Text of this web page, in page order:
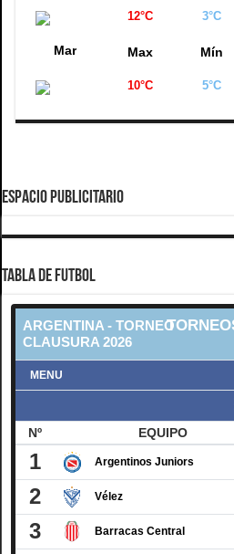
12°C 3°C
Mar Max Mín
10°C 5°C
ESPACIO PUBLICITARIO
TABLA DE FUTBOL